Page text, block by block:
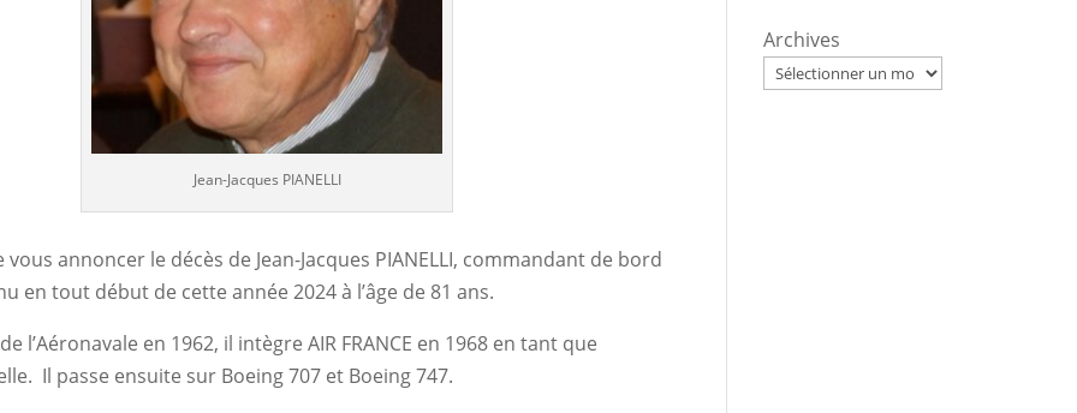
Jean-Jacques PIANELLI
vous annoncer le décès de Jean-Jacques PIANELLI, commandant de bord
en tout début de cette année 2024 à l’âge de 81 ans.
l’Aéronavale en 1962, il intègre AIR FRANCE en 1968 en tant que
Il passe ensuite sur Boeing 707 et Boeing 747.
Archives